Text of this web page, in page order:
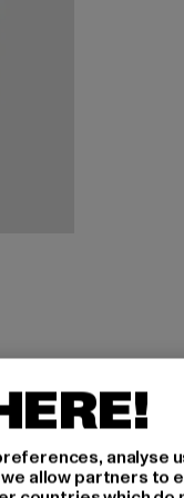
EUR
analyse
allow partners to